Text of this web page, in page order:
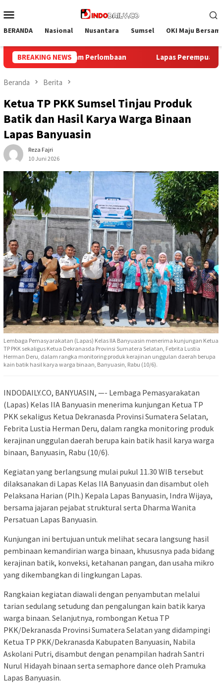
ke
Mobile
BERANDA Nasional Nusantara Sumsel OKI Maju
BREAKING NEWS
Perempuan Palembang Ikuti Donor Darah dan Pemeriksaan
Beranda Berita
Ketua TP PKK Sumsel Tinjau Produk
Batik dan Hasil Karya Warga Binaan
Lapas Banyuasin
Reza Fajri
10 Juni 2026
Lembaga Pemasyarakatan (Lapas) Kelas IIA Banyuasin menerima kunjungan Ketua
TP PKK sekaligus Ketua Dekranasda Provinsi Sumatera Selatan, Febrita Lustia
Herman Deru, dalam rangka monitoring produk kerajinan unggulan daerah berupa
kain batik hasil karya warga binaan, Banyuasin, Rabu (10/6).
INDODAILY.CO, BANYUASIN, —- Lembaga Pemasyarakatan
(Lapas) Kelas IIA Banyuasin menerima kunjungan Ketua TP
PKK sekaligus Ketua Dekranasda Provinsi Sumatera Selatan,
Febrita Lustia Herman Deru, dalam rangka monitoring produk
kerajinan unggulan daerah berupa kain batik hasil karya warga
binaan, Banyuasin, Rabu (10/6).
Kegiatan yang berlangsung mulai pukul 11.30 WIB tersebut
dilaksanakan di Lapas Kelas IIA Banyuasin dan disambut oleh
Pelaksana Harian (Plh.) Kepala Lapas Banyuasin, Indra Wijaya,
bersama jajaran pejabat struktural serta Dharma Wanita
Persatuan Lapas Banyuasin.
Kunjungan ini bertujuan untuk melihat secara langsung hasil
pembinaan kemandirian warga binaan, khususnya pada bidang
kerajinan batik, konveksi, ketahanan pangan, dan usaha mikro
yang dikembangkan di lingkungan Lapas.
Rangkaian kegiatan diawali dengan penyambutan melalui
tarian sedulang setudung dan pengalungan kain batik karya
warga binaan. Selanjutnya, rombongan Ketua TP
PKK/Dekranasda Provinsi Sumatera Selatan yang didampingi
Ketua TP PKK/Dekranasda Kabupaten Banyuasin, Nabila
Askolani Putri, disambut dengan penampilan hadrah Santri
Nurul Hidayah binaan serta semaphore dance oleh Pramuka
Lapas Banyuasin.